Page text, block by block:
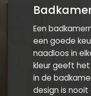
Een
een goede
naadloos in
kleur geeft
in de
design is